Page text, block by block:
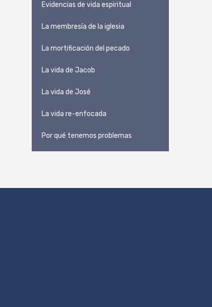
Evidencias de vida espiritual
La membresía de la iglesia
La mortificación del pecado
La vida de Jacob
La vida de José
La vida re-enfocada
Por qué tenemos problemas